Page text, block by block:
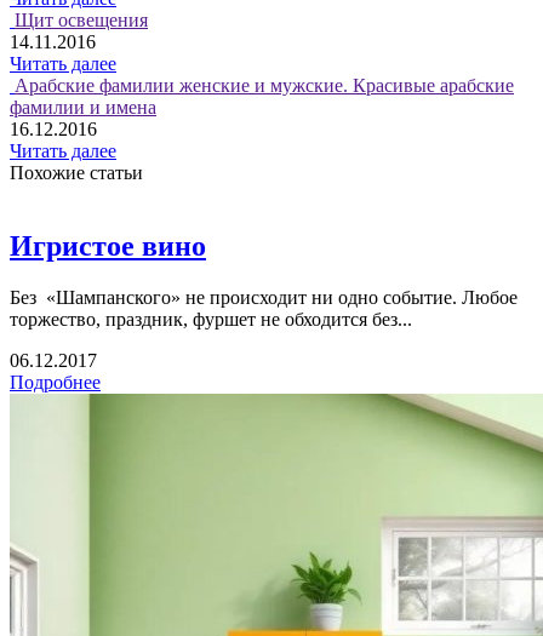
Щит освещения
14.11.2016
Читать далее
Арабские фамилии женские и мужские. Красивые арабские
фамилии и имена
16.12.2016
Читать далее
Похожие статьи
Игристое вино
Без «Шампанского» не происходит ни одно событие. Любое
торжество, праздник, фуршет не обходится без...
06.12.2017
Подробнее